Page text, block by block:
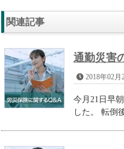
関連記事
通勤災害
2018年02月
今月21日早
した。 転倒